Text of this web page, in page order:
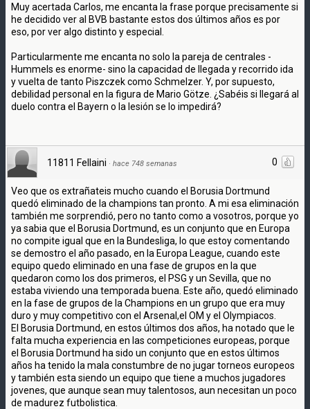
Muy acertada Carlos, me encanta la frase porque precisamente si
he decidido ver al BVB bastante estos dos últimos años es por
eso, por ver algo distinto y especial.
Particularmente me encanta no solo la pareja de centrales -
Hummels es enorme- sino la capacidad de llegada y recorrido ida
y vuelta de tanto Piszczek como Schmelzer. Y, por supuesto,
debilidad personal en la figura de Mario Götze. ¿Sabéis si llegará al
duelo contra el Bayern o la lesión se lo impedirá?
0
11811 Fellaini · hace 748 semanas
Veo que os extrañateis mucho cuando el Borusia Dortmund
quedó eliminado de la champions tan pronto. A mi esa eliminación
también me sorprendió, pero no tanto como a vosotros, porque yo
ya sabia que el Borusia Dortmund, es un conjunto que en Europa
no compite igual que en la Bundesliga, lo que estoy comentando
se demostro el año pasado, en la Europa League, cuando este
equipo quedo eliminado en una fase de grupos en la que
quedaron como los dos primeros, el PSG y un Sevilla, que no
estaba viviendo una temporada buena. Este año, quedó eliminado
en la fase de grupos de la Champions en un grupo que era muy
duro y muy competitivo con el Arsenal,el OM y el Olympiacos.
El Borusia Dortmund, en estos últimos dos años, ha notado que le
falta mucha experiencia en las competiciones europeas, porque
el Borusia Dortmund ha sido un conjunto que en estos últimos
años ha tenido la mala constumbre de no jugar torneos europeos
y también esta siendo un equipo que tiene a muchos jugadores
jovenes, que aunque sean muy talentosos, aun necesitan un poco
de madurez futbolistica.